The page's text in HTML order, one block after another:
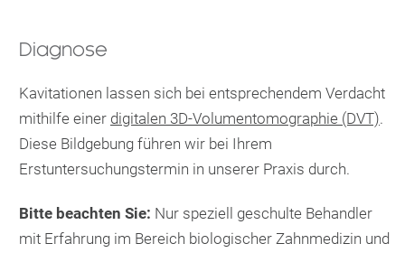
Diagnose
Kavitationen lassen sich bei entsprechendem Verdacht
mithilfe einer digitalen 3D-Volumentomographie (DVT).
Diese Bildgebung führen wir bei Ihrem
Erstuntersuchungstermin in unserer Praxis durch.
Bitte beachten Sie: Nur speziell geschulte Behandler
mit Erfahrung im Bereich biologischer Zahnmedizin und